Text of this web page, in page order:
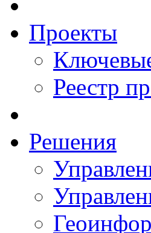
Проекты
Реестр
Решения